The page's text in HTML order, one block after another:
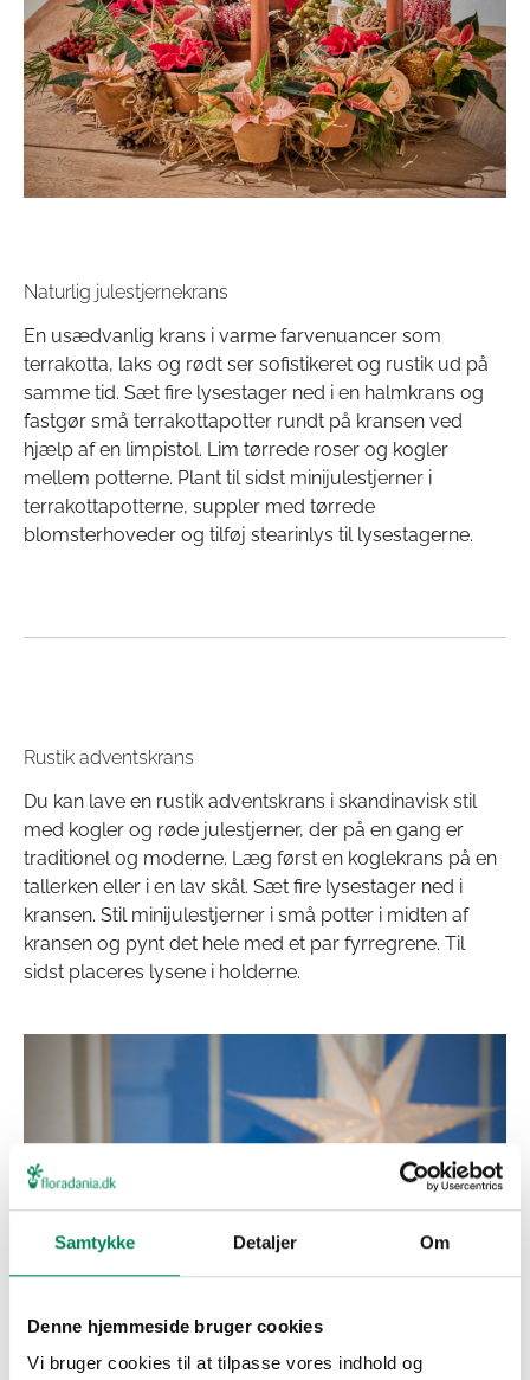
Samtykke Detaljer Om
Denne hjemmeside bruger cookies
Vi bruger cookies til at tilpasse vores indhold og
Naturlig julestjernekrans
En usædvanlig krans i varme farvenuancer som
terrakotta, laks og rødt ser sofistikeret og rustik ud på
samme tid. Sæt fire lysestager ned i en halmkrans og
fastgør små terrakottapotter rundt på kransen ved
hjælp af en limpistol. Lim tørrede roser og kogler
mellem potterne. Plant til sidst minijulestjerner i
terrakottapotterne, suppler med tørrede
blomsterhoveder og tilføj stearinlys til lysestagerne.
Rustik adventskrans
Du kan lave en rustik adventskrans i skandinavisk stil
med kogler og røde julestjerner, der på en gang er
traditionel og moderne. Læg først en koglekrans på en
tallerken eller i en lav skål. Sæt fire lysestager ned i
kransen. Stil minijulestjerner i små potter i midten af
kransen og pynt det hele med et par fyrregrene. Til
sidst placeres lysene i holderne.